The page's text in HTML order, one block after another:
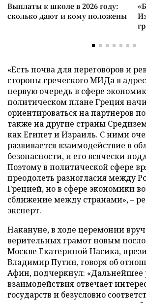
Выплаты к школе в 2026 году:
сколько дают и кому положены
«Есть почва для переговоров и
стороны греческого МИДа в
первую очередь в сфере
политическом плане Греция
ориентироваться на партнеров
также на другие страны
как Египет и Израиль. С ними
развивается взаимодействие в
безопасности, и его всячески
Поэтому в политической сфере
преодолеть разногласия между
Грецией, но в сфере экономики
сближение между странами», –
эксперт.
Накануне, в ходе церемонии
верительных грамот новым
Москве Екатериной Насика,
Владимир Путин, говоря об
Афин, подчеркнул: «Дальнейшее
взаимодействия отвечает
государств и безусловно